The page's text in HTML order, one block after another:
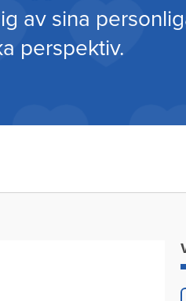
av sina
perspektiv.